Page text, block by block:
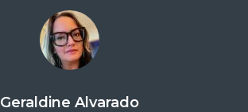
Geraldine Alvarado